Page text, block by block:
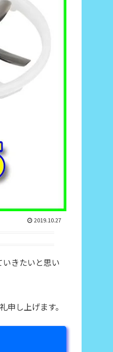
2019.10.27
きたいと思い
し上げます。